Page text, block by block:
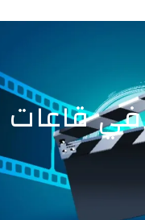
في قاعات